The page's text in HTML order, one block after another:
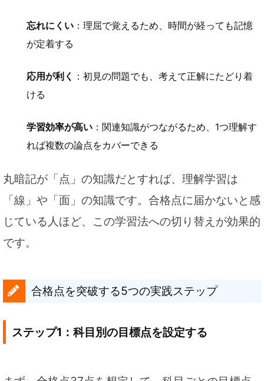
忘れにくい：理屈で覚えるため、時間が経っても記憶
が定着する
応用が利く
：初見の問題でも、考えて正解にたどり着
ける
学習効率が高い：関連知識がつながるため、1つ理解す
れば複数の論点をカバーできる
丸暗記が「点」の知識だとすれば、理解学習は
「線」や「面」の知識です。合格点に届かないと感
じている人ほど、この学習法への切り替えが効果的
です。
合格点を突破する5つの実践ステップ
ステップ1：科目別の目標点を設定する